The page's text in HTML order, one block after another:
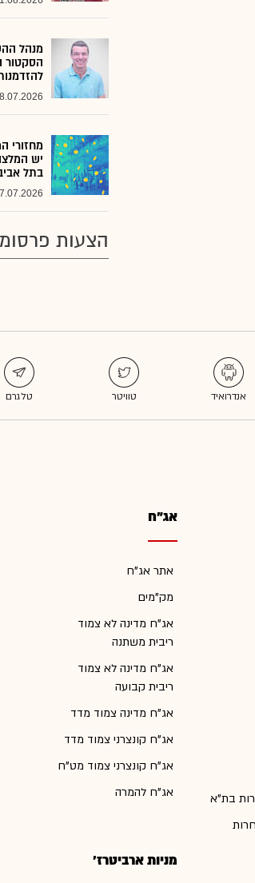
מנהל
הסקטור
מחזורי
יש
בתל
הצעות
בת"א
אג"ח
אתר אג"ח
מק"מים
אג"ח מדינה לא צמוד
ריבית משתנה
אג"ח מדינה לא צמוד
ריבית קבועה
אג"ח מדינה צמוד מדד
אג"ח קונצרני צמוד מדד
אג"ח קונצרני צמוד מט"ח
אג"ח להמרה
מניות ארביטרז'